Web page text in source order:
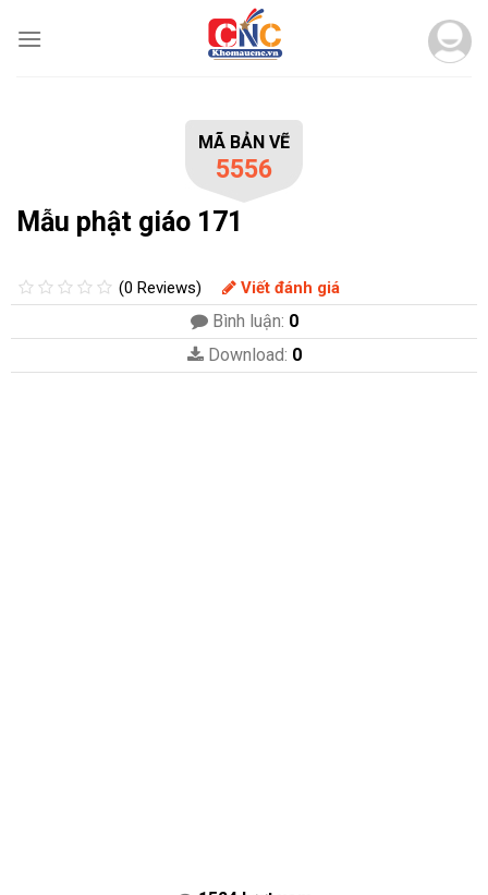
MÃ BẢN VẼ
5556
Mẫu phật giáo 171
(0 Reviews) Viết đánh giá
Bình luận: 0
Download: 0